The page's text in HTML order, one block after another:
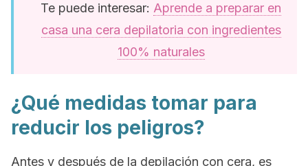
Te puede interesar: Aprende a preparar en
casa una cera depilatoria con ingredientes
100% naturales
¿Qué medidas tomar para
reducir los peligros?
Antes y después de la depilación con cera, es